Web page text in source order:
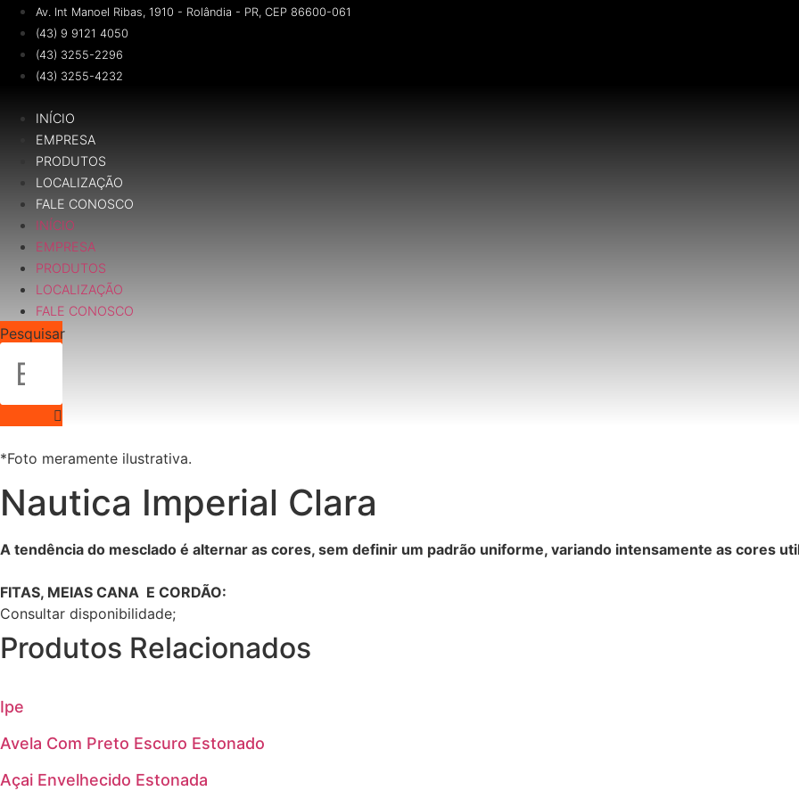
para
conteúdo
Av. Int Manoel Ribas, 1910 - Rolândia - PR, CEP 86600-061
(43) 9 9121 4050
(43) 3255-2296
(43) 3255-4232
INÍCIO
EMPRESA
PRODUTOS
LOCALIZAÇÃO
FALE CONOSCO
INÍCIO
EMPRESA
PRODUTOS
LOCALIZAÇÃO
FALE CONOSCO
Pesquisar
*Foto meramente ilustrativa.
Nautica Imperial Clara
A tendência do mesclado é alternar as cores, sem definir um padrão uniforme, variando intensamente as cores
FITAS, MEIAS CANA E CORDÃO:
Consultar disponibilidade;
Produtos Relacionados
Ipe
Avela Com Preto Escuro Estonado
Açai Envelhecido Estonada